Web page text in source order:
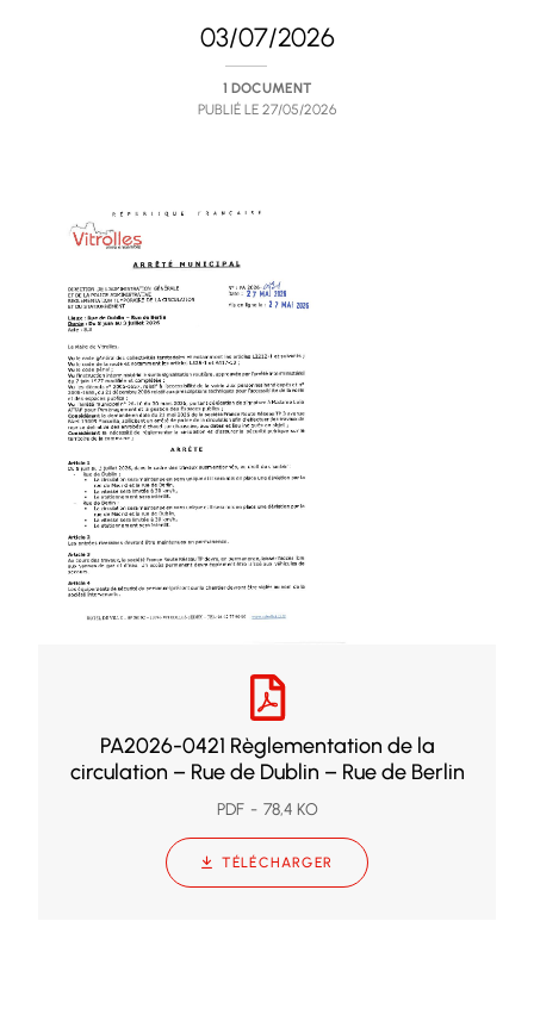
03/07/2026
1 DOCUMENT
PUBLIÉ LE 27/05/2026
PA2026-0421 Règlementation de la
circulation – Rue de Dublin – Rue de Berlin
PDF 78,4 KO
TÉLÉCHARGER